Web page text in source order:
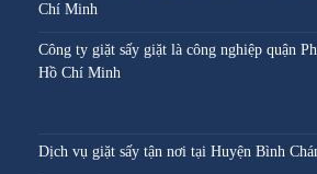
Chí Minh
Công ty giặt sấy giặt là công nghiệp quận
Hồ Chí Minh
Dịch vụ giặt sấy tận nơi tại Huyện Bình